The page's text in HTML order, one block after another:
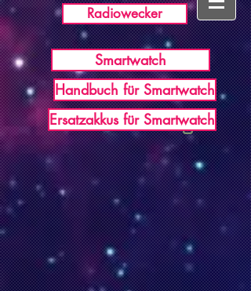
USB Germany
Radiowecker
Smartwatch
Handbuch für Smartwatch
Ersatzakkus für Smartwatch